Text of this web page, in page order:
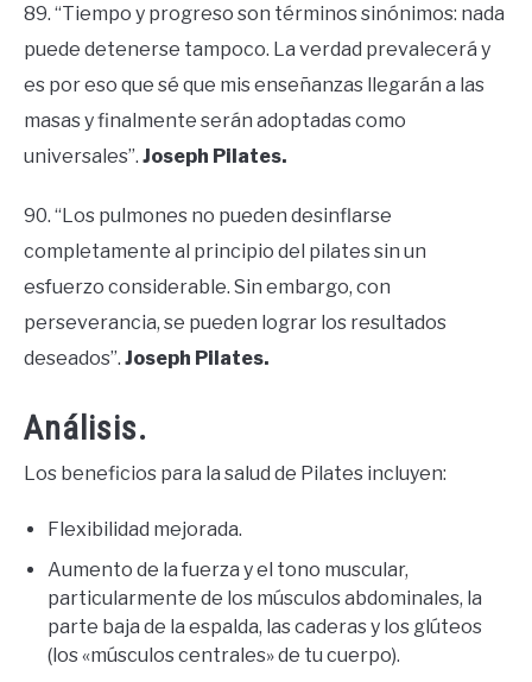
89. “Tiempo y progreso son términos sinónimos: nada
puede detenerse tampoco. La verdad prevalecerá y
es por eso que sé que mis enseñanzas llegarán a las
masas y finalmente serán adoptadas como
universales”. Joseph Pilates.
90. “Los pulmones no pueden desinflarse
completamente al principio del pilates sin un
esfuerzo considerable. Sin embargo, con
perseverancia, se pueden lograr los resultados
deseados”. Joseph Pilates.
Análisis.
Los beneficios para la salud de Pilates incluyen:
Flexibilidad mejorada.
Aumento de la fuerza y el tono muscular,
particularmente de los músculos abdominales, la
parte baja de la espalda, las caderas y los glúteos
(los «músculos centrales» de tu cuerpo).